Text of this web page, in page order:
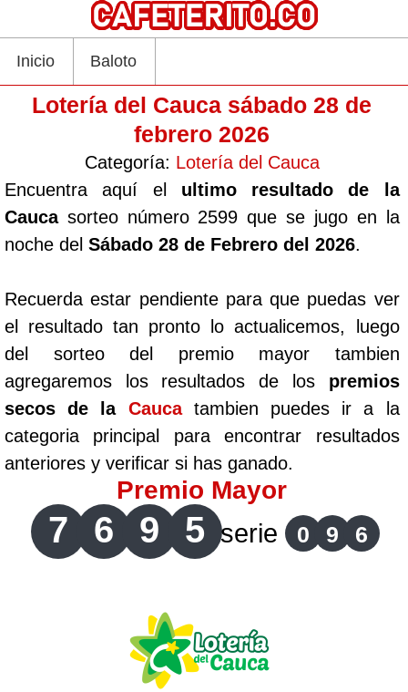
Inicio Baloto
Lotería del Cauca sábado 28 de
febrero 2026
Categoría: Lotería del Cauca
Encuentra aquí el ultimo resultado de la
Caucasorteo número 2599 que se jugo en la
noche del Sábado 28 de Febrero del 2026.
Recuerda estar pendiente para que puedas ver
el resultado tan pronto lo actualicemos, luego
del sorteo del premio mayor tambien
agregaremos los resultados de los premios
secos de la Caucatambien puedes ir a la
categoria principal para encontrar resultados
anteriores y verificar si has ganado.
Premio Mayor
7 6 9 5 serie 0 9 6